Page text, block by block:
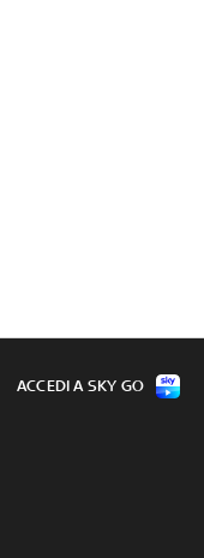
ACCEDI A SKY GO